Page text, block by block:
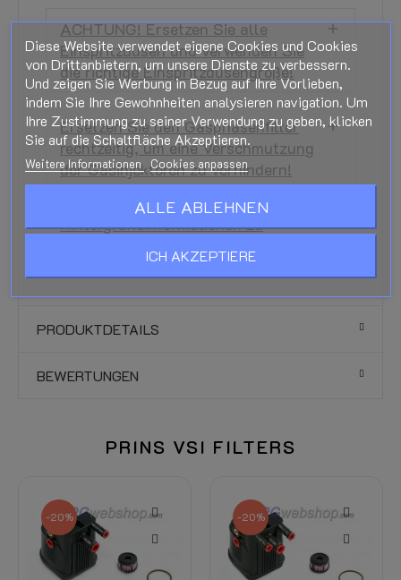
ACHTUNG! Ersetzen Sie alle
Einspritzdüsen und verwenden Sie
die richtige Einspritzdüsengröße!
Ersetzen Sie den Gasphasenfilter
rechtzeitig, um eine Verschmutzung
der Gasinjektoren zu verhindern!
Hintergrundinformationen zu
PRODUKTDETAILS
BEWERTUNGEN
PRINS VSI FILTERS
-20% -20%
Diese Website verwendet eigene Cookies und Cookies
von Drittanbietern, um unsere Dienste zu verbessern.
Und zeigen Sie Werbung in Bezug auf Ihre Vorlieben,
indem Sie Ihre Gewohnheiten analysieren navigation. Um
Ihre Zustimmung zu seiner Verwendung zu geben, klicken
Sie auf die Schaltfläche Akzeptieren.
Weitere Informationen Cookies anpassen
ALLE ABLEHNEN
ICH AKZEPTIERE